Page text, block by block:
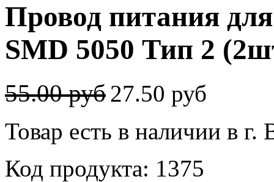
Провод питания
SMD 5050 Тип 2
55.00 руб27.50 руб
Товар есть в наличии в г.
Код продукта: 1375